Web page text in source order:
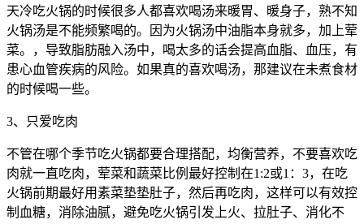
天冷吃火锅的时候很多人都喜欢喝汤来暖胃、暖身子，熟不知
火锅汤是不能频繁喝的。因为火锅汤中油脂本身就多，加上荤
菜。，导致脂肪融入汤中，喝太多的话会提高血脂、血压，有
患心血管疾病的风险。如果真的喜欢喝汤，那建议在未煮食材
的时候喝一些。
3、只爱吃肉
不管在哪个季节吃火锅都要合理搭配，均衡营养，不要喜欢吃
肉就一直吃肉，荤菜和蔬菜比例最好控制在1:2或1：3，在吃
火锅前期最好用素菜垫垫肚子，然后再吃肉，这样可以有效控
制血糖，消除油腻，避免吃火锅引发上火、拉肚子、消化不